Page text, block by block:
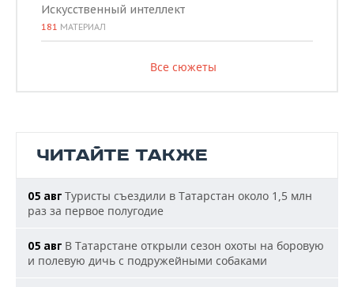
Искусственный интеллект
181 МАТЕРИАЛ
Все сюжеты
ЧИТАЙТЕ ТАКЖЕ
05 авг Туристы съездили в Татарстан около 1,5 млн
раз за первое полугодие
05 авг В Татарстане открыли сезон охоты на боровую
и полевую дичь с подружейными собаками